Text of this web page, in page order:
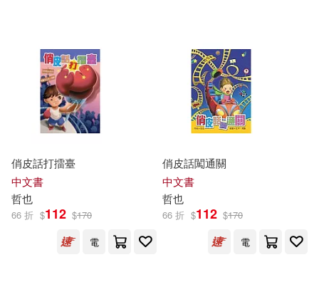
（日）石田哲也(1)
（日）設樂哲也(1)
（日）赤間誠樹(1)
（日）高瀨桃子(1)
（日）鯰川哲也(1)
俏皮話打擂臺
中文書
哲也
66 折 $112 $170
電
俏皮話闖通關
中文書
哲也
66 折 $112 $170
電